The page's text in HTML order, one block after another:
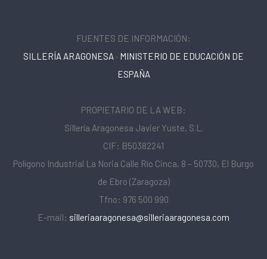
FUENTES DE INFORMACIÓN:
SILLERÍA ARAGONESA · MINISTERIO DE EDUCACIÓN DE
ESPAÑA
PROPIETARIO DE LA WEB:
Sillería Aragonesa Javier Yuste, S.L.
CIF: B50382241
Polígono Industrial La Noria Calle Río Cinca, 8 – 50730, El Burgo
de Ebro (Zaragoza)
Tfno: 976 500 990
E-mail: silleriaaragonesa@silleriaaragonesa.com